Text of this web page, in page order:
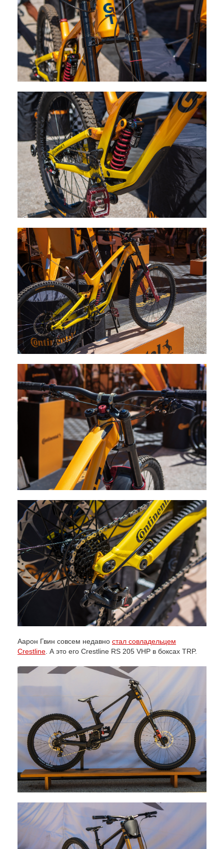
Аарон Гвин совсем недавно стал совладельцем
Crestline . А это его Crestline RS 205 VHP в боксах TRP.